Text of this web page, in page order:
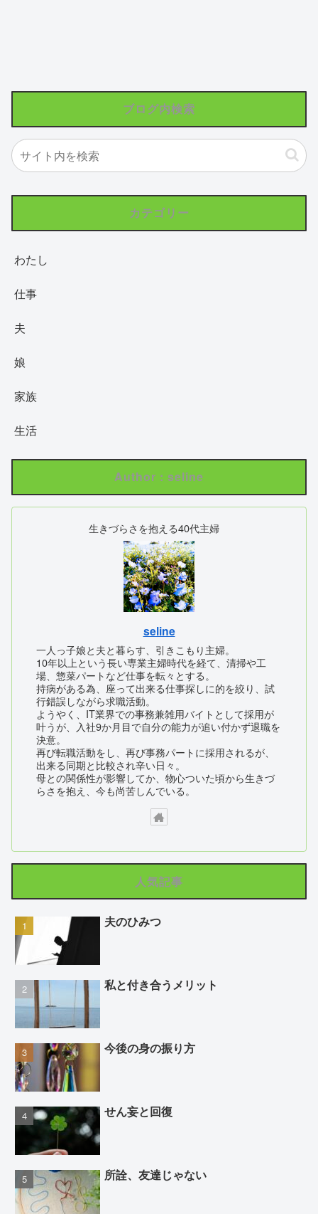
ブログ内検索
カテゴリー
わたし
仕事
夫
娘
家族
生活
Author : seline
生きづらさを抱える40代主婦
seline
一人っ子娘と夫と暮らす、引きこもり主婦。
10年以上という長い専業主婦時代を経て、清掃や工
場、惣菜パートなど仕事を転々とする。
持病がある為、座って出来る仕事探しに的を絞り、試
行錯誤しながら求職活動。
ようやく、IT業界での事務兼雑用バイトとして採用が
叶うが、入社9か月目で自分の能力が追い付かず退職を
決意。
再び転職活動をし、再び事務パートに採用されるが、
出来る同期と比較され辛い日々。
母との関係性が影響してか、物心ついた頃から生きづ
らさを抱え、今も尚苦しんでいる。
人気記事
夫のひみつ
私と付き合うメリット
今後の身の振り方
せん妄と回復
所詮、友達じゃない